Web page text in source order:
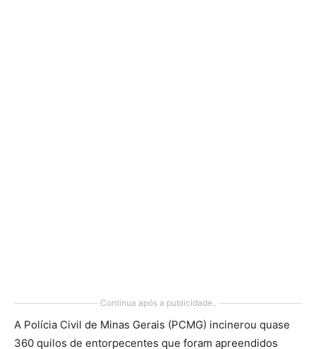
Continua após a publicidade..
A Polícia Civil de Minas Gerais (PCMG) incinerou quase
360 quilos de entorpecentes que foram apreendidos